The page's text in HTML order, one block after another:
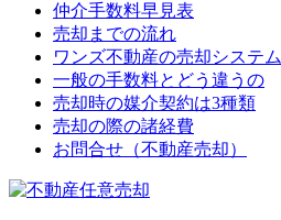
仲介手数料早見表
売却までの流れ
ワンズ不動産の売却システム
一般の手数料とどう違うの
売却時の媒介契約は3種類
売却の際の諸経費
お問合せ（不動産売却）